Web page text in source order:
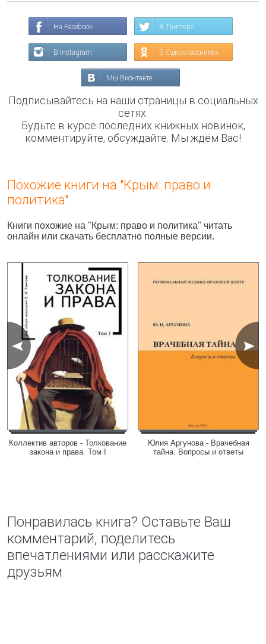
На Facebook В Твиттере
В Instagram В Одноклассниках
Мы Вконтакте
Подписывайтесь на наши страницы в социальных
сетях.
Будьте в курсе последних книжных новинок,
комментируйте, обсуждайте. Мы ждём Вас!
Похожие книги на "Крым: право и
политика"
Книги похожие на "Крым: право и политика" читать
онлайн или скачать бесплатно полные версии.
Коллектив авторов - Толкование
закона и права. Том I
Юлия Аргунова - Врачебная
тайна. Вопросы и ответы
Понравилась книга? Оставьте Ваш
комментарий, поделитесь
впечатлениями или расскажите
друзьям